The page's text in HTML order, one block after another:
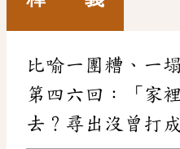
比喻一團糟、一
第四六回：「家
去？尋出沒曾打成